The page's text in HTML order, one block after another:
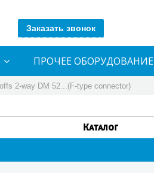
Заказать звонок
ПРОЧЕЕ ОБОРУДОВАНИЕ
2-way DM 52...(F-type connector)
Каталог